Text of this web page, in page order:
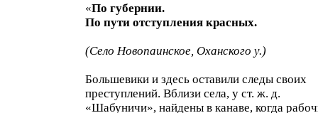
«По губернии.
По пути отступления красных.
(Село Новопаинское, Оханского у.)
Большевики и здесь оставили следы своих
преступлений. Вблизи села, у ст. ж. д.
«Шабуничи», найдены в канаве, когда